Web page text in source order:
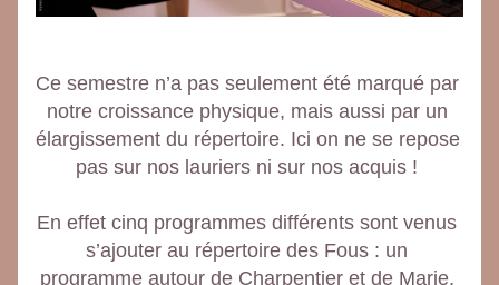
Ce semestre n’a pas seulement été marqué par
notre croissance physique, mais aussi par un
élargissement du répertoire. Ici on ne se repose
pas sur nos lauriers ni sur nos acquis !
En effet cinq programmes différents sont venus
s’ajouter au répertoire des Fous : un
programme autour de Charpentier et de Marie,